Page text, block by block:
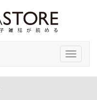
Toggle